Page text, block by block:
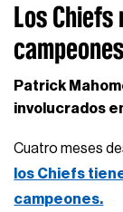
Los
campeones
Patrick
involucrados
Cuatro meses
los Chiefs
campeones.